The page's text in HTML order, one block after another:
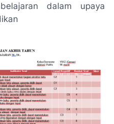
dalam upaya